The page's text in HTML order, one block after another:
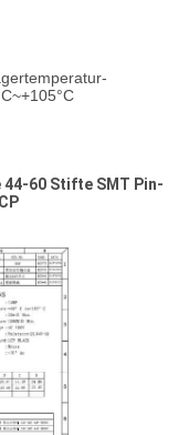
60 Stifte SMT Pin-